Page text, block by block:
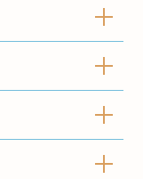
/ 1℉ 或以上
至37.5℃之
過38℃
溫超過39.5℃
，其中包
溫變動幅度
：體溫持續波
下類型：
其他原因也會
常的反應，但
要的。以下情
：以下自我照顧